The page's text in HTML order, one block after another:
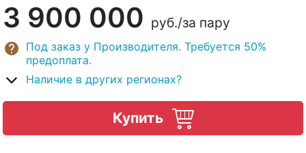
3 900 000 руб./за пару
Под заказ у Производителя. Требуется 50%
предоплата.
Наличие в других регионах?
Купить